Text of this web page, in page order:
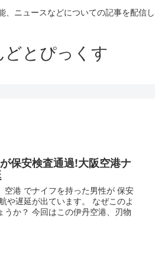
ニュースなどについての記事を配信
とぴっくす
保安検査通過!大阪空港ナ
空港 でナイフを持った男性が 保安
や遅延が出ています。 なぜこのよ
うか？ 今回はこの伊丹空港、刃物